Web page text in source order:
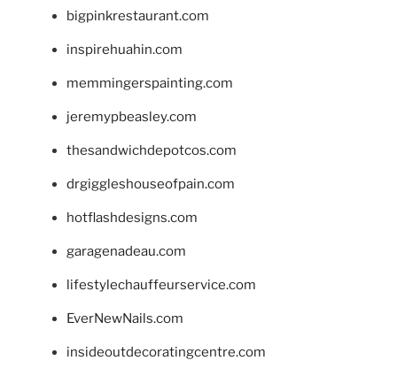
bigpinkrestaurant.com
inspirehuahin.com
memmingerspainting.com
jeremypbeasley.com
thesandwichdepotcos.com
drgiggleshouseofpain.com
hotflashdesigns.com
garagenadeau.com
lifestylechauffeurservice.com
EverNewNails.com
insideoutdecoratingcentre.com